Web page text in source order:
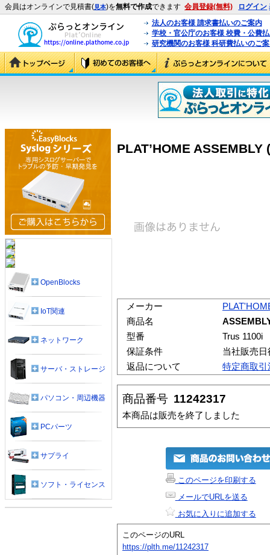
会員はオンラインで見積書(見本)を無料で作成できます 会員登録(無料) ログイン
法人のお客様 請求書払いのご案内
学校・官公庁のお客様 校費・公費
研究機関のお客様 科研費払いのご
PLAT’HOME ASSEMBLY
メーカー
商品名
型番
Trus 1100i
保証条件
当社販売
返品について
特定商取
商品番号 11242317
本商品は販売を終了しました
このページを印刷する
メールでURLを送る
お気に入りに追加する
このページのURL
https://plth.me/11242317
OpenBlocks
IoT関連
ネットワーク
サーバ・ストレージ
パソコン・周辺機器
PCパーツ
サプライ
ソフト・ライセンス